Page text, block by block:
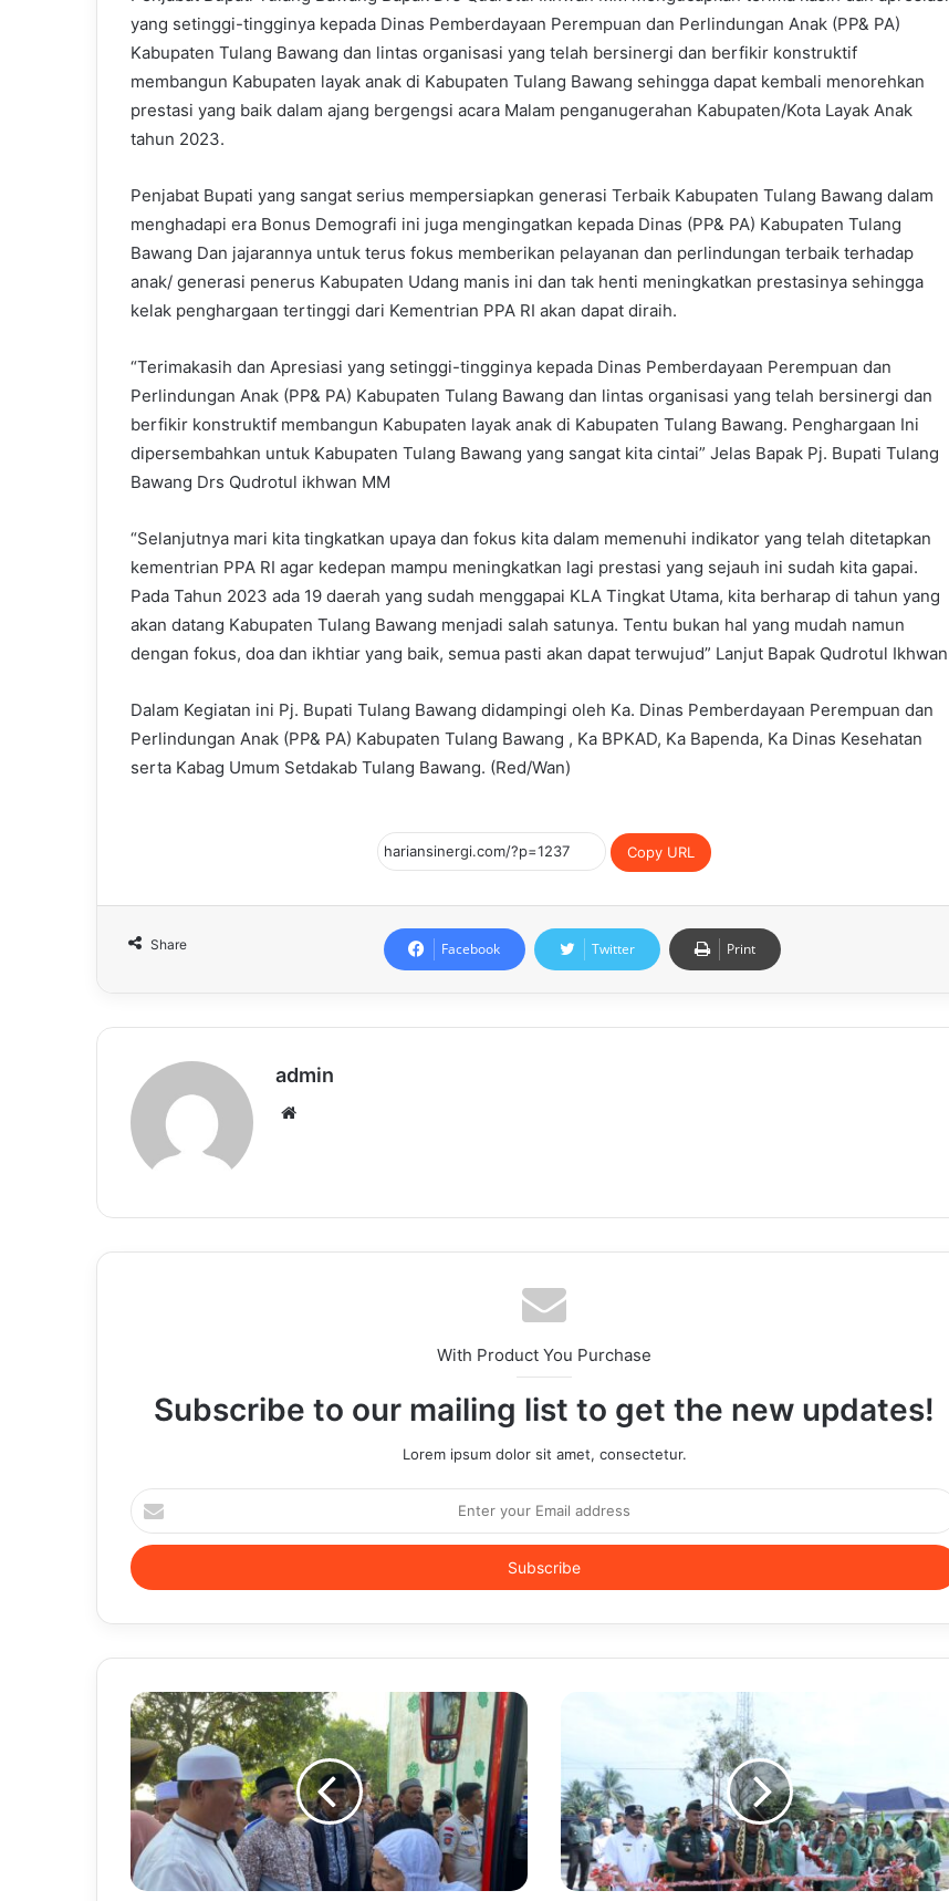
yang setinggi-tingginya kepada Dinas Pemberdayaan Perempuan dan Perlindungan Anak (PP& PA)
Kabupaten Tulang Bawang dan lintas organisasi yang telah bersinergi dan berfikir konstruktif
membangun Kabupaten layak anak di Kabupaten Tulang Bawang sehingga dapat kembali menorehkan
prestasi yang baik dalam ajang bergengsi acara Malam penganugerahan Kabupaten/Kota Layak Anak
tahun 2023.
Penjabat Bupati yang sangat serius mempersiapkan generasi Terbaik Kabupaten Tulang Bawang dalam
menghadapi era Bonus Demografi ini juga mengingatkan kepada Dinas (PP& PA) Kabupaten Tulang
Bawang Dan jajarannya untuk terus fokus memberikan pelayanan dan perlindungan terbaik terhadap
anak/ generasi penerus Kabupaten Udang manis ini dan tak henti meningkatkan prestasinya sehingga
kelak penghargaan tertinggi dari Kementrian PPA RI akan dapat diraih.
“Terimakasih dan Apresiasi yang setinggi-tingginya kepada Dinas Pemberdayaan Perempuan dan
Perlindungan Anak (PP& PA) Kabupaten Tulang Bawang dan lintas organisasi yang telah bersinergi dan
berfikir konstruktif membangun Kabupaten layak anak di Kabupaten Tulang Bawang. Penghargaan Ini
dipersembahkan untuk Kabupaten Tulang Bawang yang sangat kita cintai” Jelas Bapak Pj. Bupati Tulang
Bawang Drs Qudrotul ikhwan MM
“Selanjutnya mari kita tingkatkan upaya dan fokus kita dalam memenuhi indikator yang telah ditetapkan
kementrian PPA RI agar kedepan mampu meningkatkan lagi prestasi yang sejauh ini sudah kita gapai.
Pada Tahun 2023 ada 19 daerah yang sudah menggapai KLA Tingkat Utama, kita berharap di tahun yang
akan datang Kabupaten Tulang Bawang menjadi salah satunya. Tentu bukan hal yang mudah namun
dengan fokus, doa dan ikhtiar yang baik, semua pasti akan dapat terwujud” Lanjut Bapak Qudrotul Ikhwan
Dalam Kegiatan ini Pj. Bupati Tulang Bawang didampingi oleh Ka. Dinas Pemberdayaan Perempuan dan
Perlindungan Anak (PP& PA) Kabupaten Tulang Bawang , Ka BPKAD, Ka Bapenda, Ka Dinas Kesehatan
serta Kabag Umum Setdakab Tulang Bawang. (Red/Wan)
Copy URL
Share Facebook Twitter Print
admin
With Product You Purchase
Subscribe to our mailing list to get the new updates!
Lorem ipsum dolor sit amet, consectetur.
Enter
your
Email
address